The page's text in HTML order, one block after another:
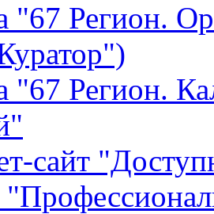
"67 Регион.
"67 Регион.
сайт